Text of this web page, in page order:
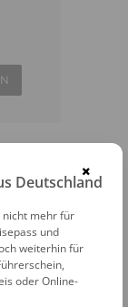
DER
×
Deutschland
nicht mehr für
und
weiterhin für
oder Online-